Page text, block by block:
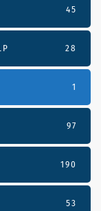
45
28
1
97
190
53